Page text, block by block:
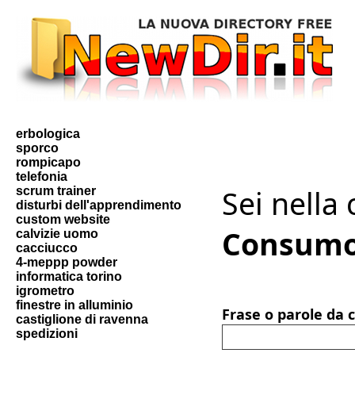
erbologica
sporco
rompicapo
telefonia
scrum trainer
disturbi dell'apprendimento
custom website
calvizie uomo
cacciucco
4-meppp powder
informatica torino
igrometro
finestre in alluminio
castiglione di ravenna
spedizioni
Sei
Frase o parole da